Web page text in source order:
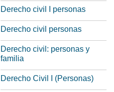
Derecho civil I personas
Derecho civil personas
Derecho civil: personas y
familia
Derecho Civil I (Personas)